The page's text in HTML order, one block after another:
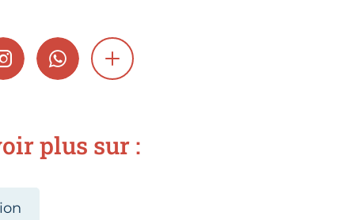
INSTAGRAMWHATSAPPSHOW MORE
plus sur :